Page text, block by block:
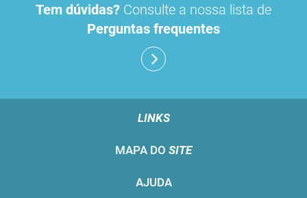
Tem dúvidas? Consulte a nossa lista de
Perguntas frequentes
LINKS
MAPA DO SITE
AJUDA